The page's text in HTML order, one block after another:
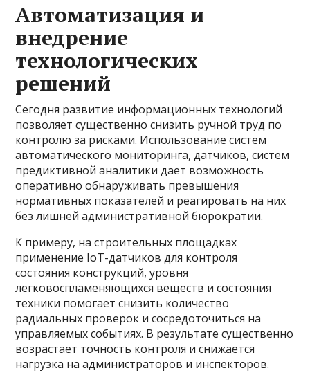
Автоматизация и
внедрение
технологических
решений
Сегодня развитие информационных технологий
позволяет существенно снизить ручной труд по
контролю за рисками. Использование систем
автоматического мониторинга, датчиков, систем
предиктивной аналитики дает возможность
оперативно обнаруживать превышения
нормативных показателей и реагировать на них
без лишней административной бюрократии.
К примеру, на строительных площадках
применение IoT-датчиков для контроля
состояния конструкций, уровня
легковоспламеняющихся веществ и состояния
техники помогает снизить количество
радиальных проверок и сосредоточиться на
управляемых событиях. В результате существенно
возрастает точность контроля и снижается
нагрузка на администраторов и инспекторов.